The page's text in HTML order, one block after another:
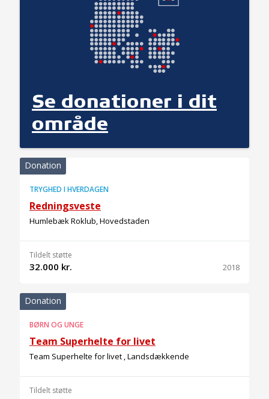
Se donationer i dit
område
Donation
TRYGHED I HVERDAGEN
Redningsveste
Humlebæk Roklub, Hovedstaden
Tildelt støtte
32.000 kr. 2018
Donation
BØRN OG UNGE
Team Superhelte for livet
Team Superhelte for livet , Landsdækkende
Tildelt støtte